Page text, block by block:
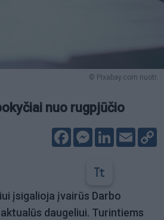
© Pixabay.com nuotr.
nuo rugpjūčio
FacebookMessenger
LinkedIn
Email
įsigalioja įvairūs Darbo
daugeliui. Turintiems